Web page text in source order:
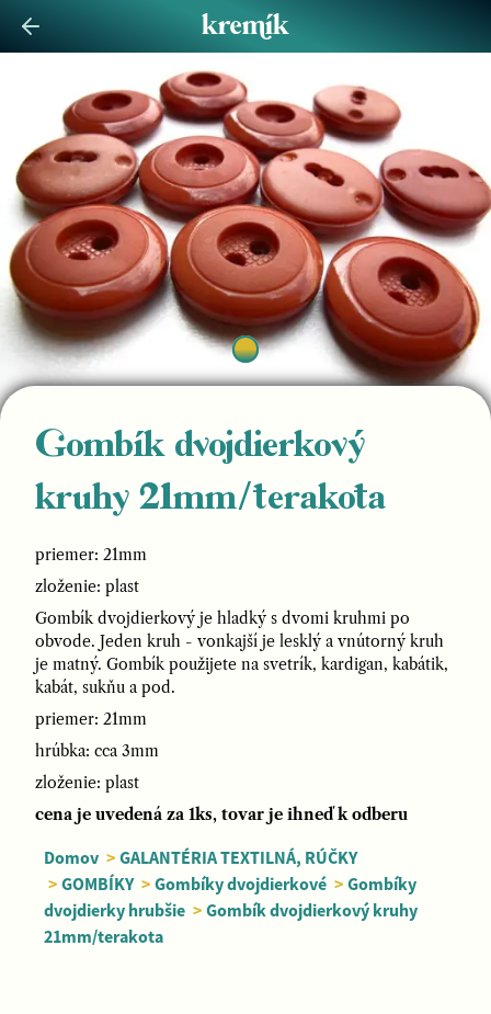
Gombík dvojdierkový
kruhy 21mm/terakota
priemer: 21mm
zloženie: plast
Gombík dvojdierkový je hladký s dvomi kruhmi po
obvode. Jeden kruh - vonkajší je lesklý a vnútorný kruh
je matný. Gombík použijete na svetrík, kardigan, kabátik,
kabát, sukňu a pod.
priemer: 21mm
hrúbka: cca 3mm
zloženie: plast
cena je uvedená za 1ks, tovar je ihneď k odberu
Domov > GALANTÉRIA TEXTILNÁ, RÚČKY
> GOMBÍKY > Gombíky dvojdierkové > Gombíky
dvojdierky hrubšie > Gombík dvojdierkový kruhy
21mm/terakota